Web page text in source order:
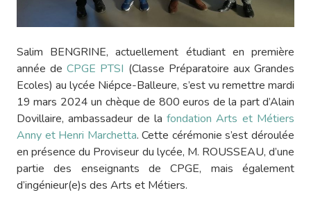
Salim BENGRINE, actuellement étudiant en première
année deCPGE PTSI (Classe Préparatoire aux Grandes
Ecoles) au lycée Niépce-Balleure, s’est vu remettre mardi
19 mars 2024 un chèque de 800 euros de la part d’Alain
Dovillaire, ambassadeur de lafondation Arts et Métiers
Anny et Henri Marchetta. Cette cérémonie s’est déroulée
en présence du Proviseur du lycée, M. ROUSSEAU, d’une
partie des enseignants de CPGE, mais également
d’ingénieur(e)s des Arts et Métiers.